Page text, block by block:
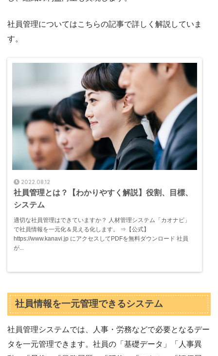
社員管理についてはこちらの記事で詳しく解説していま
す。
2022.08.12
社員管理とは？【わかりやすく解説】役割、目標、
システム
適切な社員管理はできていますか？ 人材管理システム「カオナビ」
で社員情報を一元化＆見える化します。 ⇒【公式】
https://www.kanavi.jp にアクセスしてPDFを無料ダウンロード 社員
が...
社員情報を一元管理できるシステム
社員管理システムでは、人事・労務などで必要となるデー
タを一元管理できます。社員の「基礎データ」「人事異